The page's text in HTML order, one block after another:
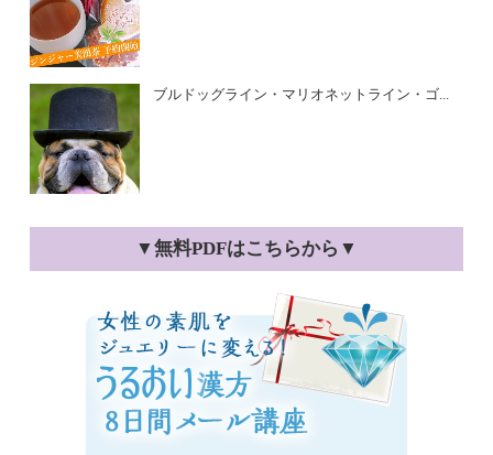
ブルドッグライン・マリオネットライン・ゴ...
▼無料PDFはこちらから▼
女性の素